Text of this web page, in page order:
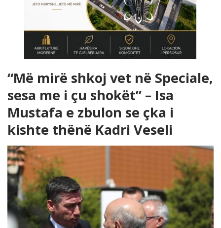
“Më mirë shkoj vet në Speciale,
sesa me i çu shokët” – Isa
Mustafa e zbulon se çka i
kishte thënë Kadri Veseli